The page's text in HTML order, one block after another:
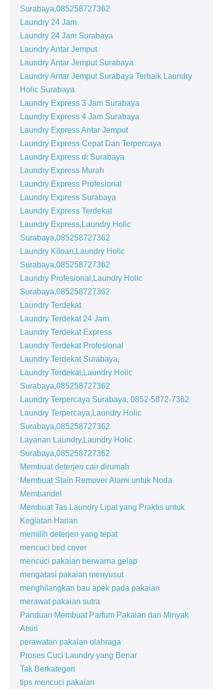
Surabaya,085258727362
Laundry 24 Jam
Laundry 24 Jam Surabaya
Laundry Antar Jemput
Laundry Antar Jemput Surabaya
Laundry Antar Jemput Surabaya Terbaik Laundry
Holic Surabaya
Laundry Express 3 Jam Surabaya
Laundry Express 4 Jam Surabaya
Laundry Express Antar Jemput
Laundry Express Cepat Dan Terpercaya
Laundry Express di Surabaya
Laundry Express Murah
Laundry Express Profesional
Laundry Express Surabaya
Laundry Express Terdekat
Laundry Express,Laundry Holic
Surabaya,085258727362
Laundry Kiloan,Laundry Holic
Surabaya,085258727362
Laundry Profesional,Laundry Holic
Surabaya,085258727362
Laundry Terdekat
Laundry Terdekat 24 Jam
Laundry Terdekat Express
Laundry Terdekat Profesional
Laundry Terdekat Surabaya,
Laundry Terdekat,Laundry Holic
Surabaya,085258727362
Laundry Terpercaya Surabaya, 0852-5872-7362
Laundry Terpercaya,Laundry Holic
Surabaya,085258727362
Layanan Laundry,Laundry Holic
Surabaya,085258727362
Membuat deterjen cair dirumah
Membuat Stain Remover Alami untuk Noda
Membandel
Membuat Tas Laundry Lipat yang Praktis untuk
Kegiatan Harian
memilih deterjen yang tepat
mencuci bed cover
mencuci pakaian berwarna gelap
mengatasi pakaian menyusut
menghilangkan bau apek pada pakaian
merawat pakaian sutra
Panduan Membuat Parfum Pakaian dari Minyak
Atsiri
perawatan pakaian olahraga
Proses Cuci Laundry yang Benar
Tak Berkategori
tips mencuci pakaian